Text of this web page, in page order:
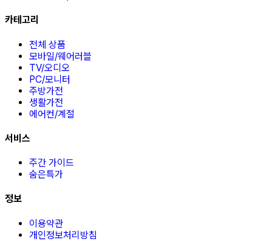
카테고리
전체 상품
모바일/웨어러블
TV/오디오
PC/모니터
주방가전
생활가전
에어컨/계절
서비스
주간 가이드
숨은특가
정보
이용약관
개인정보처리방침